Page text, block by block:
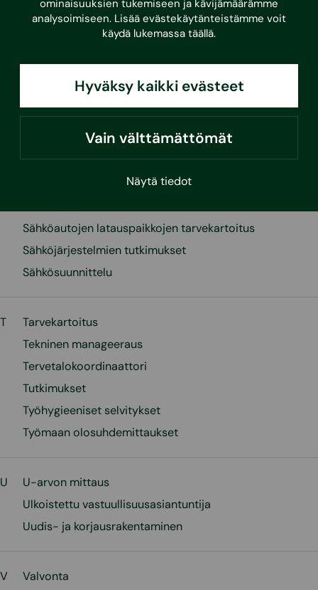
ominaisuuksien tukemiseen ja kävijämäärämme
analysoimiseen. Lisää evästekäytänteistämme voit
käydä lukemassa täällä.
Hyväksy kaikki evästeet
Vain välttämättömät
Näytä tiedot
Rakennustyön tarkkailija
Rakentaminen ja remontoiminen
Salaojakuvaus
Sisäilma- ja radontutkimukset
Sisäilmatutkimus
Sisäolosuhteiden hallinta
Sähköautojen latauspaikkojen tarvekartoitus
Sähköjärjestelmien tutkimukset
Sähkösuunnittelu
T
Tarvekartoitus
Tekninen manageeraus
Tervetalokoordinaattori
Tutkimukset
Työhygieeniset selvitykset
Työmaan olosuhdemittaukset
U
U-arvon mittaus
Ulkoistettu vastuullisuusasiantuntija
Uudis- ja korjausrakentaminen
V
Valvonta